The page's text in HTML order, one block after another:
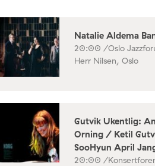
Natalie Aldema
20:00 /Oslo
Herr Nilsen, Oslo
Gutvik Ukentlig:
Orning / Ketil
SooHyun April
20:00 /